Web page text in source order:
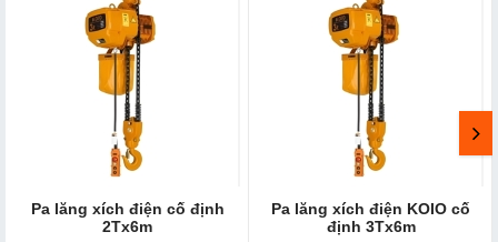
Pa lăng xích điện cố định
2Tx6m
Pa lăng xích điện KOIO cố
định 3Tx6m